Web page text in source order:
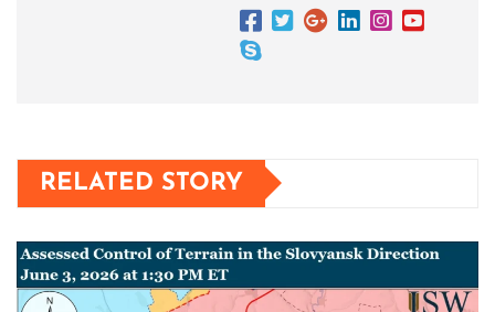
RELATED STORY